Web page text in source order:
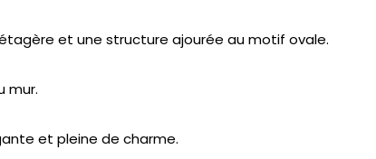
et une structure ajourée au motif ovale.
mur.
et pleine de charme.